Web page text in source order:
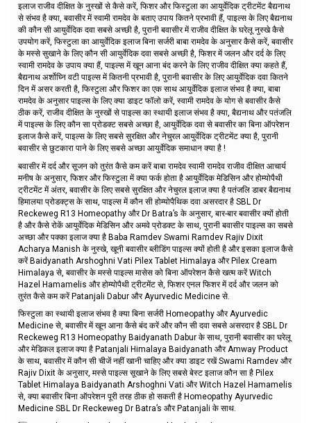
इलाज राजीव दीक्षित के नुस्खों से कैसे करें, फिशर और फिस्टुला का आयुर्वेदिक ट्रीटमेंट बैद्यनाथ
से संभव है क्या, बवासीर में स्वामी रामदेव के बताए उपाय कितने प्रभावी हैं, पाइल्स के लिए बैद्यनाथ
की कौन सी आयुर्वेदिक दवा सबसे अच्छी है, पुरानी बवासीर में राजीव दीक्षित के घरेलू नुस्खे कैसे
उपयोग करें, फिस्टुला का आयुर्वेदिक इलाज बिना सर्जरी बाबा रामदेव के अनुसार कैसे करें, बवासीर
के मस्से सुखाने के लिए कौन सी आयुर्वेदिक दवा सबसे अच्छी है, फिशर में जलन और दर्द के लिए
स्वामी रामदेव के उपाय क्या हैं, पाइल्स में खून आना बंद करने के लिए राजीव दीक्षित क्या कहते हैं,
बैद्यनाथ अर्शोघ्नि वटी पाइल्स में कितनी प्रभावी है, पुरानी बवासीर के लिए आयुर्वेदिक दवा कितने
दिन में असर करती है, फिस्टुला और फिशर का एक साथ आयुर्वेदिक इलाज संभव है क्या, बाबा
रामदेव के अनुसार पाइल्स के लिए क्या डाइट फॉलो करें, स्वामी रामदेव के योग से बवासीर कैसे
ठीक करें, राजीव दीक्षित के नुस्खों से पाइल्स का स्थायी इलाज संभव है क्या, बैद्यनाथ और पतंजलि
में पाइल्स के लिए कौन सा प्रोडक्ट सबसे अच्छा है, आयुर्वेदिक दवा से बवासीर का बिना ऑपरेशन
इलाज कैसे करें, पाइल्स के लिए सबसे सुरक्षित और नेचुरल आयुर्वेदिक ट्रीटमेंट क्या है, पुरानी
बवासीर से छुटकारा पाने के लिए सबसे अच्छा आयुर्वेदिक समाधान क्या है !
बवासीर में दर्द और सूजन को तुरंत कैसे कम करें बाबा रामदेव स्वामी रामदेव राजीव दीक्षित आचार्य
मनीष के अनुसार, फिशर और फिस्टुला में क्या फर्क होता है आयुर्वेदिक मेडिसिन और होम्योपैथी
ट्रीटमेंट में अंतर, बवासीर के लिए सबसे सुरक्षित और नेचुरल इलाज क्या है पतंजलि डाबर बैद्यनाथ
हिमालया प्रोडक्ट्स के साथ, पाइल्स में कौन सी होम्योपैथिक दवा असरदार है SBL Dr
Reckeweg R13 Homeopathy और Dr Batra’s के अनुसार, बार-बार बवासीर क्यों होती
है और कैसे रोकें आयुर्वेदिक मेडिसिन और अमवे प्रोडक्ट के साथ, पुरानी बवासीर पाइल्स का सबसे
अच्छा और पक्का इलाज क्या है Baba Ramdev Swami Ramdev Rajiv Dixit
Acharya Manish के नुस्खे, खूनी बवासीर ब्लीडिंग पाइल्स क्यों होती है और इसका इलाज कैसे
करें Baidyanath Arshoghni Vati Pilex Tablet Himalaya और Pilex Cream
Himalaya से, बवासीर के मस्से पाइल्स मासेस को बिना ऑपरेशन कैसे खत्म करें Witch
Hazel Hamamelis और होम्योपैथी ट्रीटमेंट से, फिशर एनल फिशर में दर्द और जलन को
तुरंत कैसे कम करें Patanjali Dabur और Ayurvedic Medicine से.
फिस्टुला का स्थायी इलाज संभव है क्या बिना सर्जरी Homeopathy और Ayurvedic
Medicine से, बवासीर में खून आना कैसे बंद करें और कौन सी दवा सबसे असरदार है SBL Dr
Reckeweg R13 Homeopathy Baidyanath Dabur के साथ, पुरानी बवासीर का घरेलू
और मेडिकल इलाज क्या है Patanjali Himalaya Baidyanath और Amway Product
के साथ, बवासीर में कौन सी चीजें नहीं खानी चाहिए और क्या डाइट रखें Swami Ramdev और
Rajiv Dixit के अनुसार, मस्से पाइल्स सूखाने के लिए सबसे बेस्ट इलाज कौन सा है Pilex
Tablet Himalaya Baidyanath Arshoghni Vati और Witch Hazel Hamamelis
से, क्या बवासीर बिना ऑपरेशन पूरी तरह ठीक हो सकती है Homeopathy Ayurvedic
Medicine SBL Dr Reckeweg Dr Batra’s और Patanjali के साथ.